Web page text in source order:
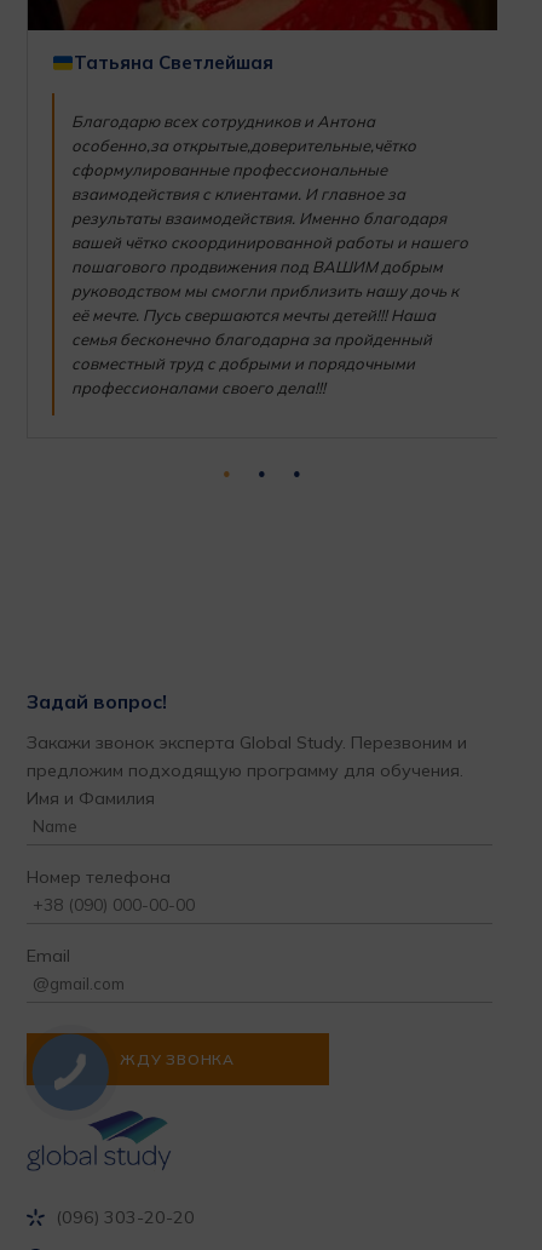
Татьяна Светлейшая
Благодарю всех сотрудников и Антона
особенно,за открытые,доверительные,чётко
сформулированные профессиональные
взаимодействия с клиентами. И главное за
результаты взаимодействия. Именно благодаря
вашей чётко скоординированной работы и нашего
пошагового продвижения под ВАШИМ добрым
руководством мы смогли приблизить нашу дочь к
её мечте. Пусь свершаются мечты детей!!! Наша
семья бесконечно благодарна за пройденный
совместный труд с добрыми и порядочными
профессионалами своего дела!!!
(096) 303-20-20
Задай вопрос!
Закажи звонок эксперта Global Study. Перезвоним и
предложим подходящую программу для обучения.
Имя и Фамилия
Номер телефона
Email